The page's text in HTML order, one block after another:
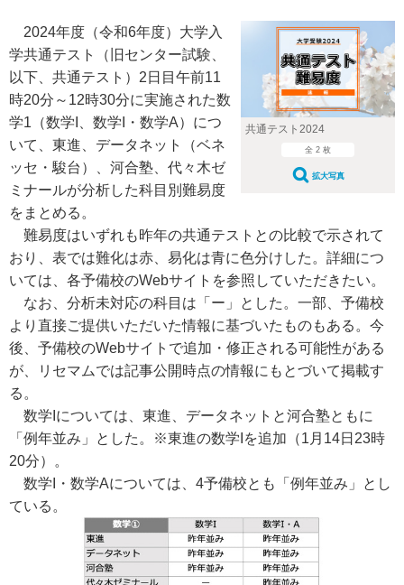
共通テスト2024
全 2 枚
拡大写真
2024年度（令和6年度）大学入
学共通テスト（旧センター試験、
以下、共通テスト）2日目午前11
時20分～12時30分に実施された数
学1（数学I、数学I・数学A）につ
いて、東進、データネット（ベネ
ッセ・駿台）、河合塾、代々木ゼ
ミナールが分析した科目別難易度
をまとめる。
難易度はいずれも昨年の共通テストとの比較で示されて
おり、表では難化は赤、易化は青に色分けした。詳細につ
いては、各予備校のWebサイトを参照していただきたい。
なお、分析未対応の科目は「ー」とした。一部、予備校
より直接ご提供いただいた情報に基づいたものもある。今
後、予備校のWebサイトで追加・修正される可能性がある
が、リセマムでは記事公開時点の情報にもとづいて掲載す
る。
数学Iについては、東進、データネットと河合塾ともに
「例年並み」とした。
※東進の数学Iを追加（1月14日23時
20分）。
数学I・数学Aについては、4予備校とも「例年並み」とし
ている。